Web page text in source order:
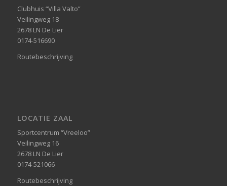
Clubhuis “Villa Valto”
Veilingweg 18
2678 LN De Lier
0174-516690
Routebeschrijving
LOCATIE ZAAL
Sportcentrum “Vreeloo”
Veilingweg 16
2678 LN De Lier
0174-521066
Routebeschrijving